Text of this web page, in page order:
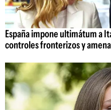
España impone ultimátum a
controles fronterizos y